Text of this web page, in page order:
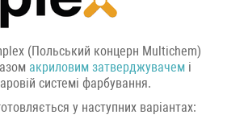
(Польський концерн Multichem)
акриловим затверджувачем і
системі фарбування.
у наступних варіантах: